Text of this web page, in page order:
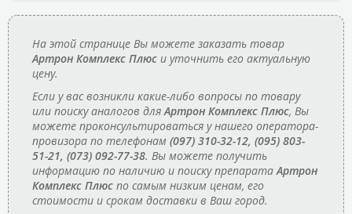
На этой странице Вы можете заказать товар
Артрон Комплекс Плюс и уточнить его актуальную
цену.
Если у вас возникли какие-либо вопросы по товару
или поиску аналогов дляАртрон Комплекс Плюс, Вы
можете проконсультироваться у нашего оператора-
провизора по телефонам (097) 310-32-12, (095) 803-
51-21, (073) 092-77-38. Вы можете получить
информацию по наличию и поиску препаратаАртрон
Комплекс Плюс по самым низким ценам, его
стоимости и срокам доставки в Ваш город.